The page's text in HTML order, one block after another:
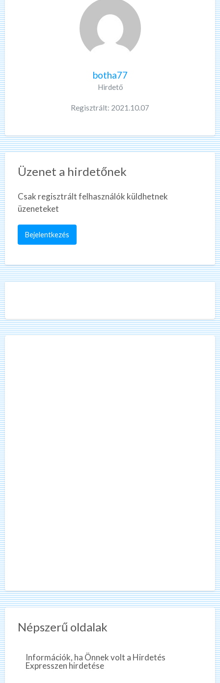
botha77
Hirdető
Regisztrált: 2021.10.07
Üzenet a hirdetőnek
Csak regisztrált felhasználók küldhetnek
üzeneteket
Bejelentkezés
Népszerű oldalak
Információk, ha Önnek volt a Hirdetés
Expresszen hirdetése